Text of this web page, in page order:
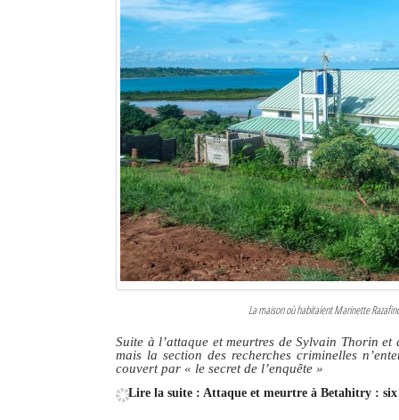
La maison où habitaient Marinette
Suite à l’attaque et meurtres de Sylvain Thorin
mais la section des recherches criminelles
couvert par « le secret de l’enquête »
Lire la suite : Attaque et meurtre à Betahitry : six